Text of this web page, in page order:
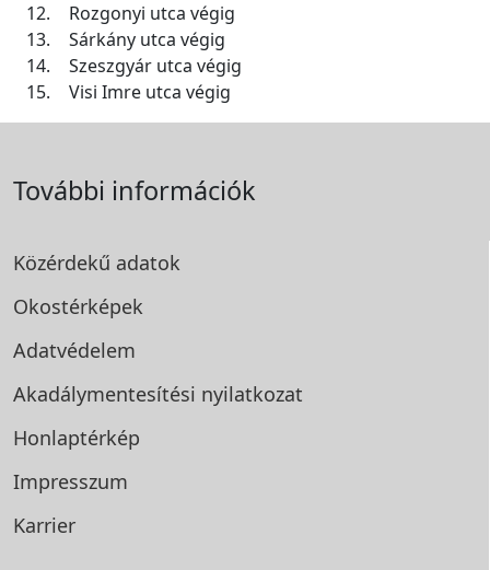
12.
Rozgonyi utca végig
13.
Sárkány utca végig
14.
Szeszgyár utca végig
15.
Visi Imre utca végig
További információk
Közérdekű adatok
Okostérképek
Adatvédelem
Akadálymentesítési nyilatkozat
Honlaptérkép
Impresszum
Karrier